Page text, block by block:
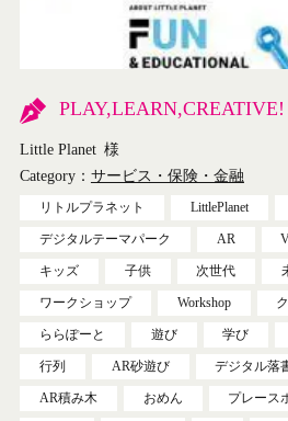
PLAY,LEARN,CREATIVE!
Little Planet 様
Category： サービス・保険・金融
リトルプラネット LittlePlanet
デジタルテーマパーク AR
キッズ 子供 次世代
ワークショップ Workshop
ららぽーと 遊び 学び
行列 AR砂遊び デジタル落
AR積み木 おめん プレース